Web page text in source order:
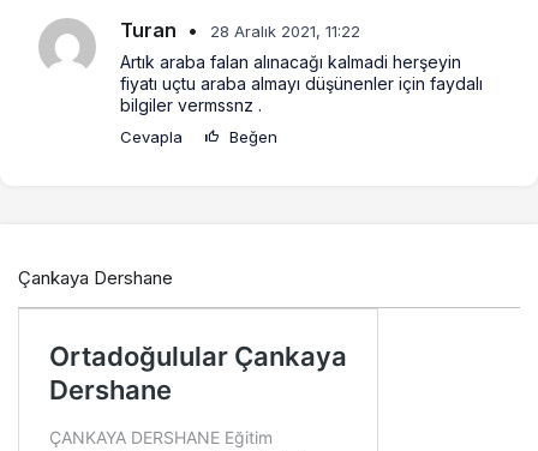
Turan • 28 Aralık 2021, 11:22
Artık araba falan alınacağı kalmadi herşeyin
fiyatı uçtu araba almayı düşünenler için faydalı
bilgiler vermssnz .
Cevapla Beğen
Çankaya Dershane